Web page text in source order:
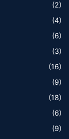
(2)
(4)
(6)
(3)
(16)
(9)
(18)
(6)
(9)